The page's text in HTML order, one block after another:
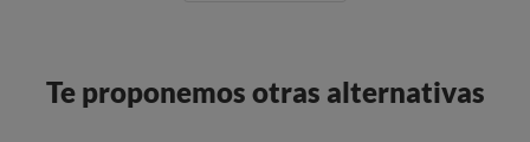
Te proponemos otras alternativas